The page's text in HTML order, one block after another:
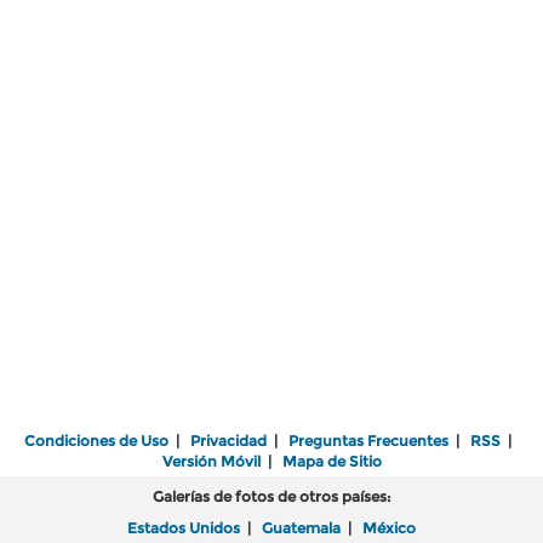
Condiciones de Uso | Privacidad | Preguntas Frecuentes | RSS |
Versión Móvil| Mapa de Sitio
Galerías de fotos de otros países:
Estados Unidos | Guatemala | México